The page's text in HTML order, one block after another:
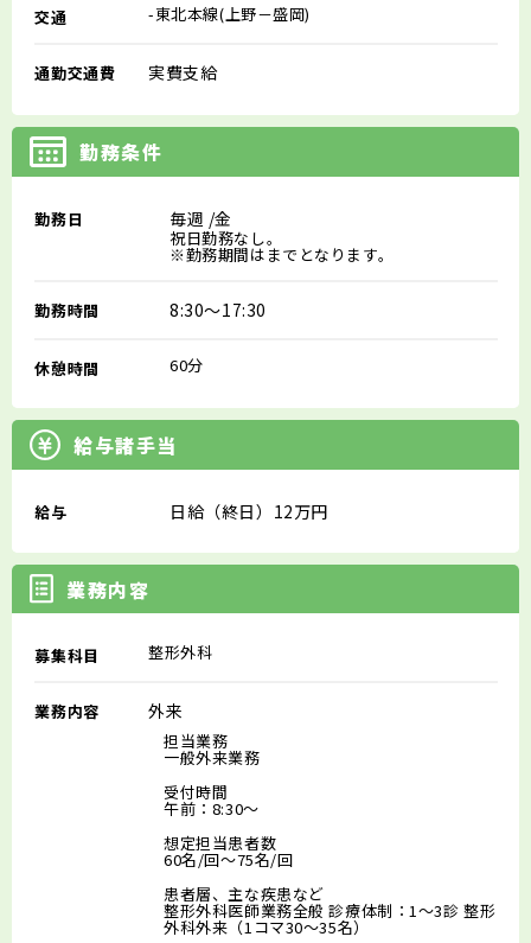
交通 -東北本線(上野－盛岡)
通勤交通費 実費支給
勤務条件
勤務日 毎週 /金
祝日勤務なし。
※勤務期間はまでとなります。
勤務時間 8:30～17:30
休憩時間 60分
給与諸手当
給与 日給（終日）12万円
業務内容
募集科目 整形外科
業務内容 外来
担当業務
一般外来業務
受付時間
午前：8:30～
想定担当患者数
60名/回～75名/回
患者層、主な疾患など
整形外科医師業務全般 診療体制：1～3診 整形
外科外来（1コマ30～35名）